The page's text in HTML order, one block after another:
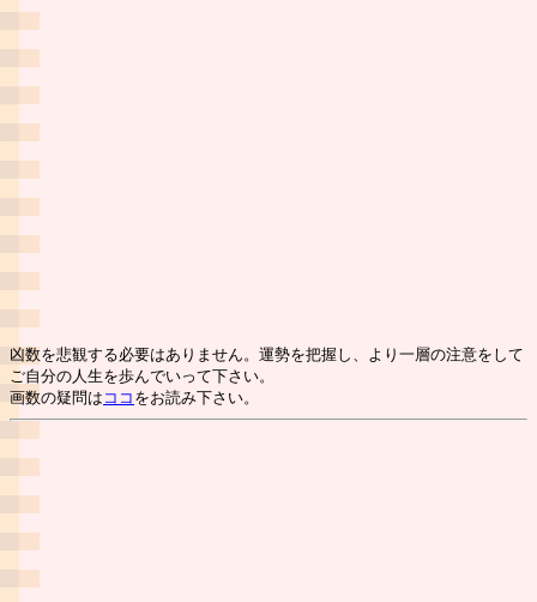
凶数を悲観する必要はありません。運勢を把握し、より一層の注意をして
ご自分の人生を歩んでいって下さい。
画数の疑問は ココ をお読み下さい。